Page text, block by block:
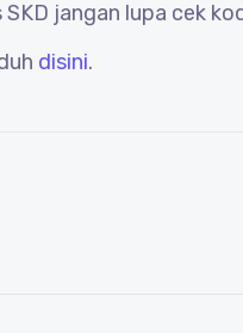
jangan lupa cek
disini.